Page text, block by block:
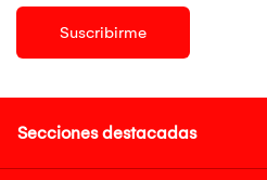
Suscribirme
Secciones destacadas